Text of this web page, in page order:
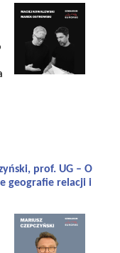
prof. UG – O
geografie relacji i